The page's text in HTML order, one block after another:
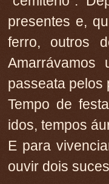
presentes e,
ferro, outros
passeata pelos
Tempo de
idos, tempos
E para
ouvir dois